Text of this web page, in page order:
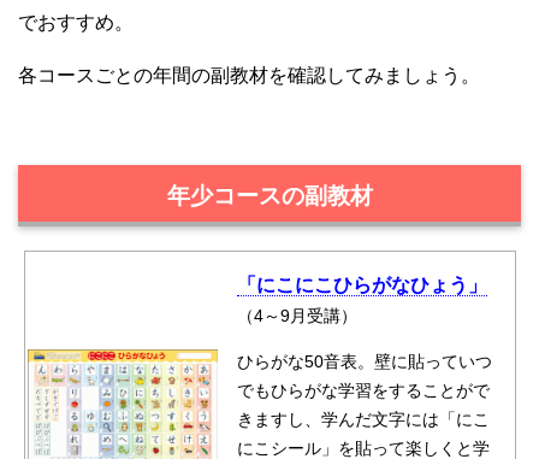
でおすすめ。
各コースごとの年間の副教材を確認してみましょう。
年少コースの副教材
「にこにこひらがなひょう」
（4～9月受講）
ひらがな50音表。壁に貼っていつ
でもひらがな学習をすることがで
きますし、学んだ文字には「にこ
にこシール」を貼って楽しくと学